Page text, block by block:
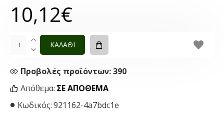
Απόθεμα: ΣΕ ΑΠΌΘΕΜΑ
Κωδικός:921162-4a7bdc1e
Προβολές προϊόντων: 390
10,12€
ΚΑΛΑΘΙ